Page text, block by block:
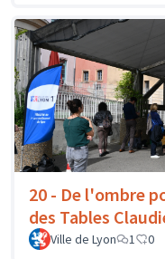
20 - De l'ombre
des Tables
Ville de Lyon 1 0